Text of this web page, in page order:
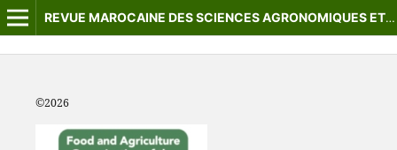
REVUE MAROCAINE DES SCIENCES AGRONOMIQUES ET VÉTÉRINAIRES
©2026